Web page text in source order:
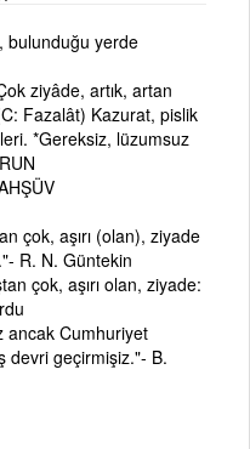
bulunduğu yerde
ziyâde, artık, artan
Fazalât) Kazurat, pislik
*Gereksiz, lüzumsuz
çok, aşırı (olan), ziyade
R. N. Güntekin
çok, aşırı olan, ziyade:
ancak Cumhuriyet
devri geçirmişiz."- B.